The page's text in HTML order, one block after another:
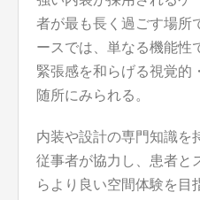
者が最も長く過ごす場所
ースでは、単なる機能性
緊張感を和らげる視覚的
随所にみられる。
内装や設計の専門知識を
従事者が協力し、患者と
らより良い空間体験を目